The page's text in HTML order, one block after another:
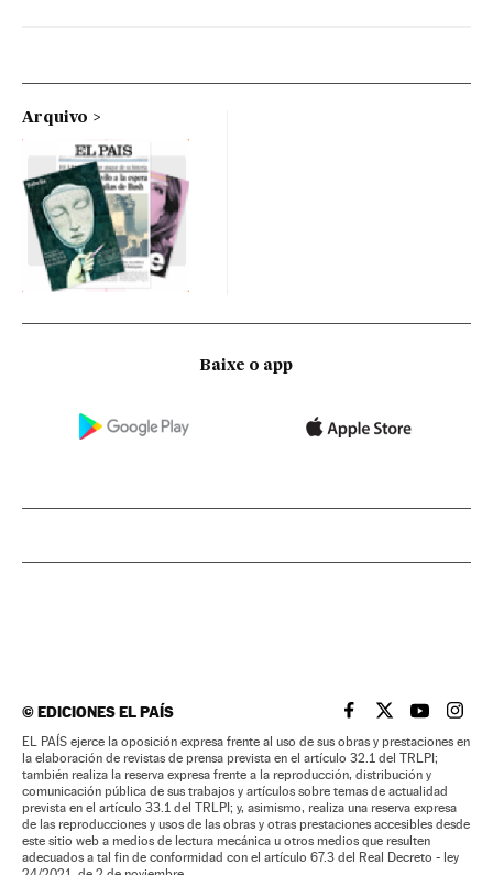
Arquivo
Baixe o app
©EDICIONES EL PAÍS EL PAÍS BRASIL EN
EL PAÍSEL PAÍS
EL
EL PAÍS ejerce la oposición expresa frente al uso de sus obras y prestaciones en
la elaboración de revistas de prensa prevista en el artículo 32.1 del TRLPI;
también realiza la reserva expresa frente a la reproducción, distribución y
comunicación pública de sus trabajos y artículos sobre temas de actualidad
prevista en el artículo 33.1 del TRLPI; y, asimismo, realiza una reserva expresa
de las reproducciones y usos de las obras y otras prestaciones accesibles desde
este sitio web a medios de lectura mecánica u otros medios que resulten
adecuados a tal fin de conformidad con el artículo 67.3 del Real Decreto - ley